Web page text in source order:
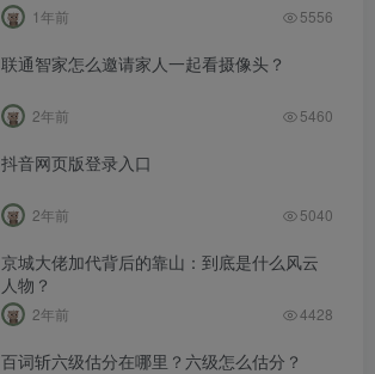
1年前 5556
联通智家怎么邀请家人一起看摄像头？
2年前 5460
抖音网页版登录入口
2年前 5040
京城大佬加代背后的靠山：到底是什么风云
人物？
2年前 4428
百词斩六级估分在哪里？六级怎么估分？